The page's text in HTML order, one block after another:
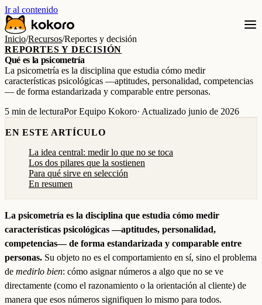
Ir al contenido
Inicio/Recursos/Reportes y decisión
REPORTES Y DECISIÓN
Qué es la psicometría
La psicometría es la disciplina que estudia cómo medir
características psicológicas —aptitudes, personalidad, competencias
— de forma estandarizada y comparable entre personas.
5 min de lecturaPor Equipo Kokoro· Actualizado junio de 2026
EN ESTE ARTÍCULO
La idea central: medir lo que no se toca
Los dos pilares que la sostienen
Para qué sirve en selección
En resumen
La psicometría es la disciplina que estudia cómo medir
características psicológicas —aptitudes, personalidad,
competencias— de forma estandarizada y comparable entre
personas. Su objeto no es el comportamiento en sí, sino el problema
de medirlo bien: cómo asignar números a algo que no se ve
directamente (como el razonamiento o la orientación al cliente) de
manera que esos números signifiquen lo mismo para todos.